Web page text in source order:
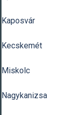
Kaposvár
Kecskemét
Miskolc
Nagykanizsa